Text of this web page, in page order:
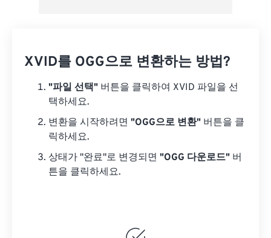
XVID를 OGG으로 변환하는 방법?
"파일 선택" 버튼을 클릭하여 XVID 파일을 선
택하세요.
변환을 시작하려면 "OGG으로 변환" 버튼을 클
릭하세요.
상태가 "완료"로 변경되면 "OGG 다운로드" 버
튼을 클릭하세요.